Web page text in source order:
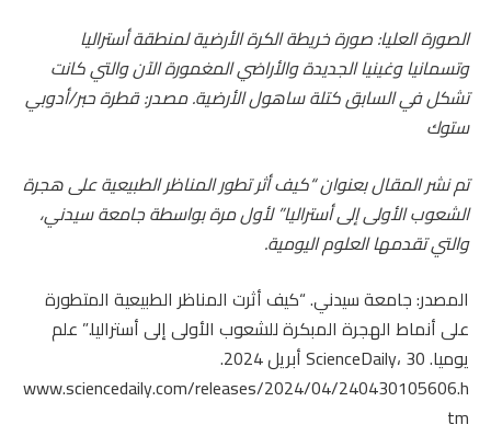
الصورة العليا: صورة خريطة الكرة الأرضية لمنطقة أستراليا
وتسمانيا وغينيا الجديدة والأراضي المغمورة الآن والتي كانت
تشكل في السابق كتلة ساهول الأرضية. مصدر:قطرة حبر/أدوبي
ستوك
تم نشر المقال بعنوان “كيف أثر تطور المناظر الطبيعية على هجرة
الشعوب الأولى إلى أستراليا” لأول مرة بواسطةجامعة سيدني،
والتي تقدمها العلوم اليومية.
المصدر: جامعة سيدني. “كيف أثرت المناظر الطبيعية المتطورة
على أنماط الهجرة المبكرة للشعوب الأولى إلى أستراليا.” علم
يوميا. ScienceDaily، 30 أبريل 2024.
www.sciencedaily.com/releases/2024/04/240430105606.h
tm